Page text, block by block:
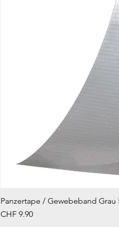
Panzertape / Gewebeband Grau
Preis
CHF 9.90